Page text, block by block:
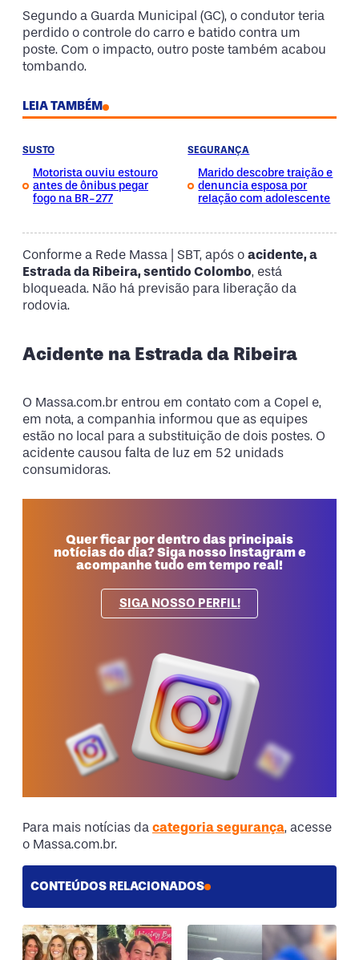
Segundo a Guarda Municipal (GC), o condutor teria
perdido o controle do carro e batido contra um
poste. Com o impacto, outro poste também acabou
tombando.
LEIA TAMBÉM
SUSTO
Motorista ouviu estouro
antes de ônibus pegar
fogo na BR-277
SEGURANÇA
Marido descobre traição e
denuncia esposa por
relação com adolescente
Conforme a Rede Massa | SBT, após o acidente, a
Estrada da Ribeira, sentido Colombo, está
bloqueada. Não há previsão para liberação da
rodovia.
Acidente na Estrada da Ribeira
O Massa.com.br entrou em contato com a Copel e,
em nota, a companhia informou que as equipes
estão no local para a substituição de dois postes. O
acidente causou falta de luz em 52 unidads
consumidoras.
Quer ficar por dentro das principais
notícias do dia? Siga nosso Instagram e
acompanhe tudo em tempo real!
SIGA NOSSO PERFIL!
Para mais notícias da categoria segurança, acesse
o Massa.com.br.
CONTEÚDOS RELACIONADOS